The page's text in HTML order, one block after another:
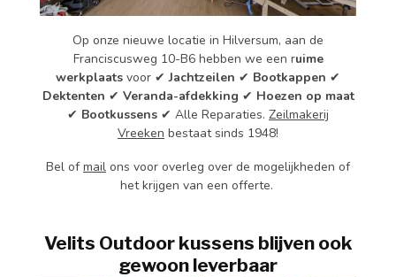
Op onze nieuwe locatie in Hilversum, aan de
Franciscusweg 10-B6 hebben we een ruime
werkplaats voor ✔Jachtzeilen ✔ Bootkappen ✔
Dektenten ✔ Veranda-afdekking ✔ Hoezen op maat
✔ Bootkussens ✔ Alle Reparaties. Zeilmakerij
Vreeken bestaat sinds 1948!
Bel ofmail ons voor overleg over de mogelijkheden of
het krijgen van een offerte.
Velits Outdoor kussens blijven ook
gewoon leverbaar